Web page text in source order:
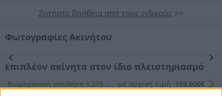
Ζητήστε βοήθεια από τους ειδικούς >>
Φωτογραφίες Ακινήτου
Προηγούμενη
Επόμενη
Επιπλέον ακίνητα στον ίδιο πλειστηριασμό
Βιομηχανική αποθήκη 1.275 τ.μ. με αρχική τιμή 159.000€